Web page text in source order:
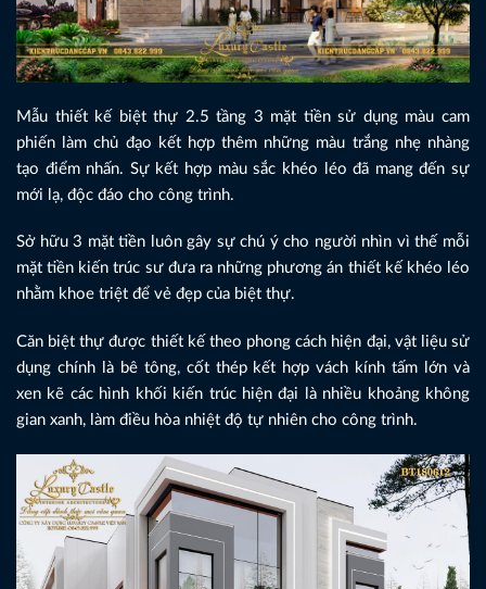
Mẫu thiết kế biệt thự 2.5 tầng 3 mặt tiền sử dụng màu cam
phiến làm chủ đạo kết hợp thêm những màu trắng nhẹ nhàng
tạo điểm nhấn. Sự kết hợp màu sắc khéo léo đã mang đến sự
mới lạ, độc đáo cho công trình.
Sở hữu 3 mặt tiền luôn gây sự chú ý cho người nhìn vì thế mỗi
mặt tiền kiến trúc sư đưa ra những phương án thiết kế khéo léo
nhằm khoe triệt để vẻ đẹp của biệt thự.
Căn biệt thự được thiết kế theo phong cách hiện đại, vật liệu sử
dụng chính là bê tông, cốt thép kết hợp vách kính tấm lớn và
xen kẽ các hình khối kiến trúc hiện đại là nhiều khoảng không
gian xanh, làm điều hòa nhiệt độ tự nhiên cho công trình.